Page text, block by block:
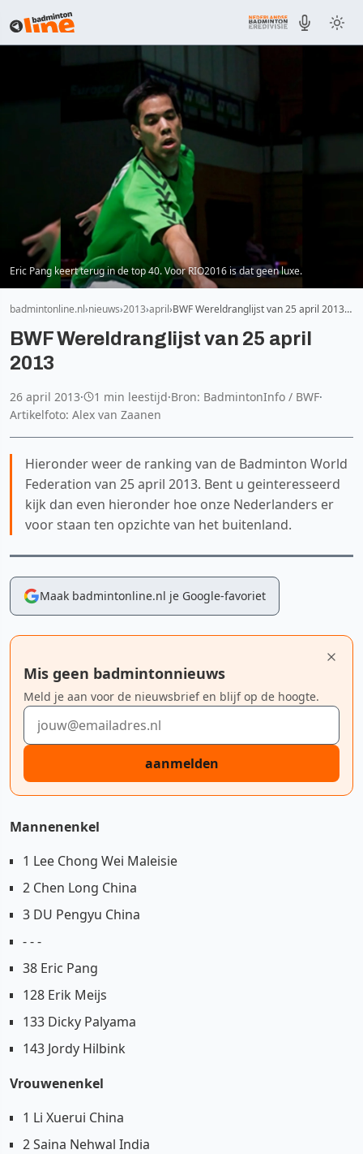
Eric Pang keert terug in de top 40. Voor RIO2016 is dat geen luxe.
badmintonline.nl nieuws 2013 april BWF Wereldranglijst van 25 april 2013…
BWF Wereldranglijst van 25 april
2013
26 april 2013· 1 min leestijd·Bron: BadmintonInfo / BWF·
Artikelfoto: Alex van Zaanen
Hieronder weer de ranking van de Badminton World
Federation van 25 april 2013. Bent u geinteresseerd
kijk dan even hieronder hoe onze Nederlanders er
voor staan ten opzichte van het buitenland.
Maak badmintonline.nl je Google-favoriet
Mis geen badmintonnieuws
Meld je aan voor de nieuwsbrief en blijf op de hoogte.
E-mailadres
aanmelden
Mannenenkel
1 Lee Chong Wei Maleisie
2 Chen Long China
3 DU Pengyu China
- - -
38 Eric Pang
128 Erik Meijs
133 Dicky Palyama
143 Jordy Hilbink
Vrouwenenkel
1 Li Xuerui China
2 Saina Nehwal India